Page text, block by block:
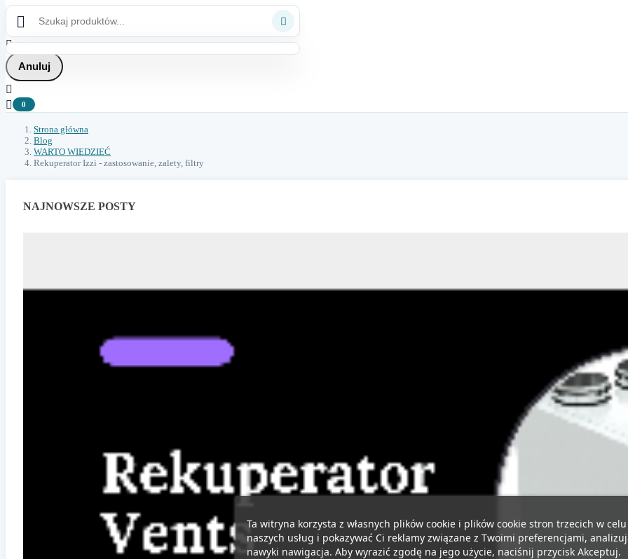



Anuluj


0
Strona główna
Blog
WARTO WIEDZIEĆ
Rekuperator Izzi - zastosowanie, zalety, filtry
NAJNOWSZE POSTY
Ta witryna korzysta z własnych plików cookie i plików cookie stron trzecich w
naszych usług i pokazywać Ci reklamy związane z Twoimi preferencjami,
nawyki nawigacja. Aby wyrazić zgodę na jego użycie, naciśnij przycisk Akceptuj.